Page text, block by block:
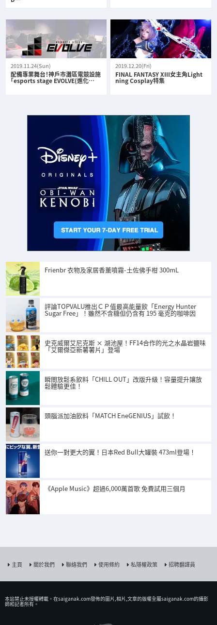
2019.11.24(Sun)
配備專業舞台！神戶市灘區電競設施
「esports stage EVOLVE(進化…
2019.12.20(Fri)
FINAL FANTASY XIII女主角Light
ning Cosplay特集
Frienbr 衣物及家居香薰噴霧-土佐佛手柑 300mL
評論TOPVALU推出ＣＰ值最高能量飲「Energy Hunter
Sugar Free」！雖然不含糖但仍含有 195 毫克的咖啡因
史克威爾艾尼克斯 × 湖池屋！FF14合作的光之水晶岩鹽味
「艾爾傑亞新薯薯片」登場
瞬間放鬆系飲料「CHILL OUT」改版升級！容量提升讓放
鬆體驗更佳！
頭腦派加油飲料「MATCH EneGENIUS」試飲！
送你一對更大的翼！日本Red Bull大罐裝 473ml登場！
《Apple Music》超過6,000萬首歌 免費試用三個月
主頁 關於我們 聯絡我們 使用條約 私隱權政策 招聘翻譯員
本站禁止未授權𨍭載。在saiganak.com發佈的圖片,相片,文章的版權全屬saiganak.com的攝影
師和記者所有。